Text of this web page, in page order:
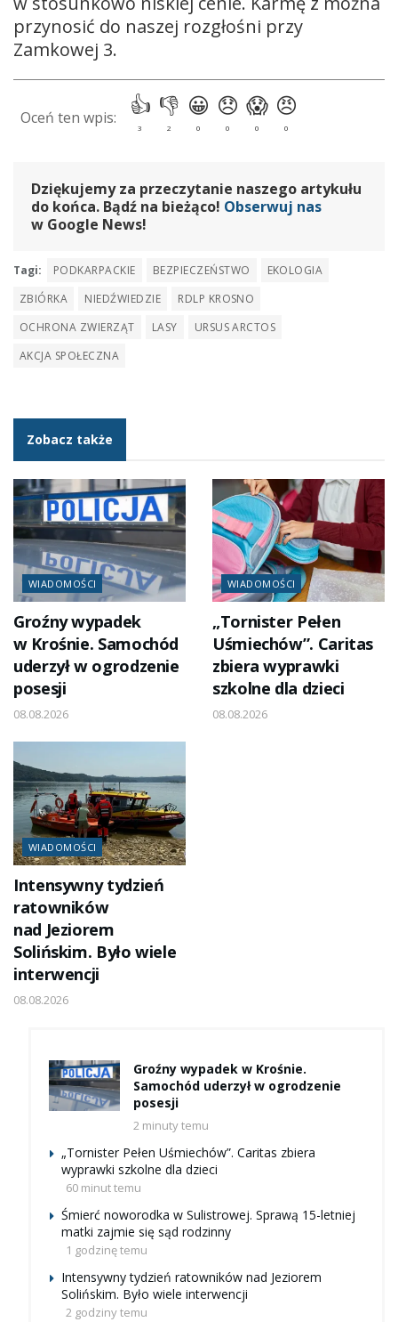
przynosić do naszej rozgłośni przy
Zamkowej 3.
Dziękujemy za przeczytanie naszego artykułu
do końca. Bądź na bieżąco! Obserwuj nas
w Google News!
Tagi: PODKARPACKIE BEZPIECZEŃSTWO
EKOLOGIA
ZBIÓRKA
NIEDŹWIEDZIE
RDLP KROSNO
OCHRONA ZWIERZĄT
LASY
URSUS ARCTOS
AKCJA SPOŁECZNA
Zobacz także
WIADOMOŚCI
Groźny wypadek
w Krośnie. Samochód
uderzył w ogrodzenie
posesji
08.08.2026
WIADOMOŚCI
„Tornister Pełen
Uśmiechów”. Caritas
zbiera wyprawki
szkolne dla dzieci
08.08.2026
WIADOMOŚCI
Intensywny tydzień
ratowników
nad Jeziorem
Solińskim. Było wiele
interwencji
08.08.2026
Groźny wypadek w Krośnie.
Samochód uderzył w ogrodzenie
posesji
2 minuty temu
„Tornister Pełen Uśmiechów”. Caritas zbiera
wyprawki szkolne dla dzieci
60 minut temu
Śmierć noworodka w Sulistrowej. Sprawą 15-letniej
matki zajmie się sąd rodzinny
1 godzinę temu
Intensywny tydzień ratowników nad Jeziorem
Solińskim. Było wiele interwencji
2 godziny temu